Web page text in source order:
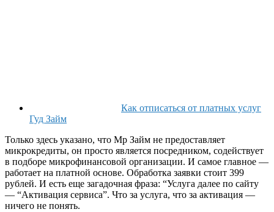
Как отписаться от платных услуг
Гуд Займ
Только здесь указано, что Мр Займ не предоставляет
микрокредиты, он просто является посредником, содействует
в подборе микрофинансовой организации. И самое главное —
работает на платной основе. Обработка заявки стоит 399
рублей. И есть еще загадочная фраза: “Услуга далее по сайту
— “Активация сервиса”. Что за услуга, что за активация —
ничего не понять.